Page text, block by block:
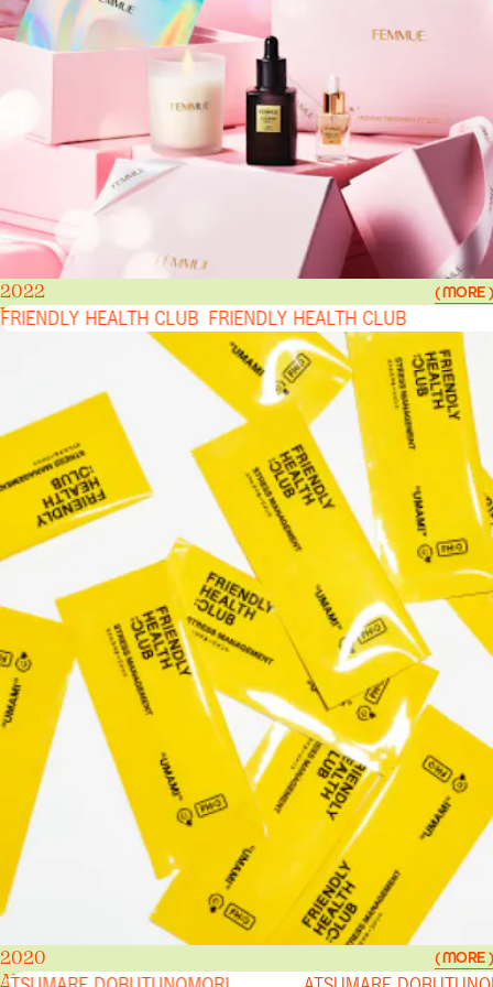
2022 ( MORE )
FRIENDLY HEALTH CLUB FRIENDLY HEALTH CLUB
FRIENDLY HEALTH CLUB
2020 ( MORE )
ATSUMARE DOBUTUNOMORI